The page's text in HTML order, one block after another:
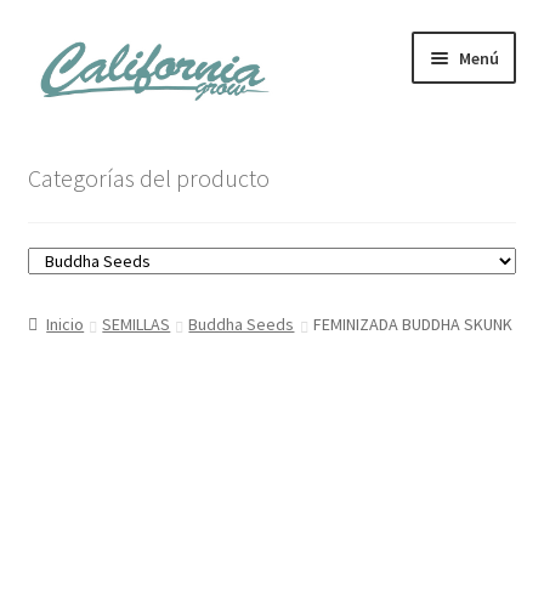
al
contenido
Menú
Carrito
Mi cuenta
Categorías del producto
Inicio SEMILLAS Buddha Seeds FEMINIZADA BUDDHA SKUNK